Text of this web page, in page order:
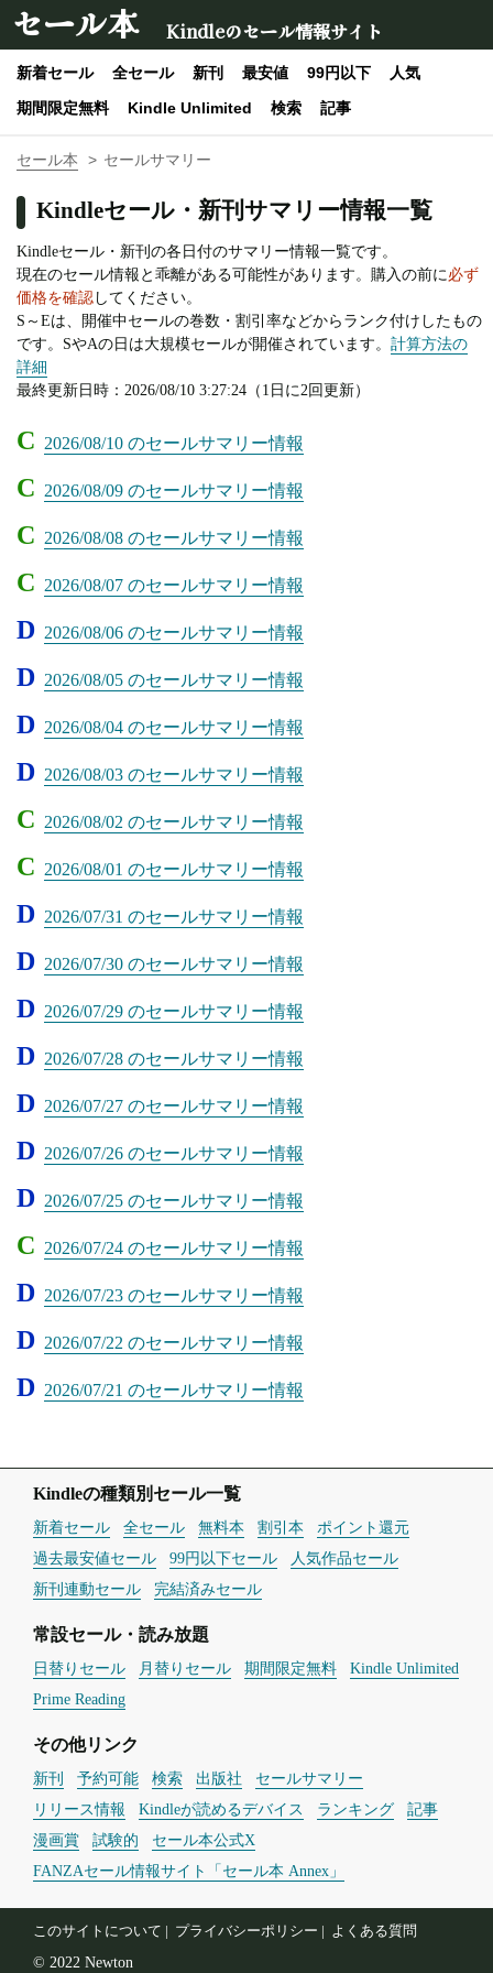
セール本 Kindleのセール情報サイト
新着セール 全セール 新刊 最安値 99円以下
人気
期間限定無料
Kindle Unlimited 検索 記事
セール本 セールサマリー
Kindleセール・新刊サマリー情報一覧
Kindleセール・新刊の各日付のサマリー情報一覧です。
現在のセール情報と乖離がある可能性があります。購入の前に必ず
価格を確認してください。
S～Eは、開催中セールの巻数・割引率などからランク付けしたもの
です。SやAの日は大規模セールが開催されています。 計算方法の
詳細
最終更新日時：2026/08/10 3:27:24（1日に2回更新）
C 2026/08/10 のセールサマリー情報
C 2026/08/09 のセールサマリー情報
C 2026/08/08 のセールサマリー情報
C 2026/08/07 のセールサマリー情報
D 2026/08/06 のセールサマリー情報
D 2026/08/05 のセールサマリー情報
D 2026/08/04 のセールサマリー情報
D 2026/08/03 のセールサマリー情報
C 2026/08/02 のセールサマリー情報
C 2026/08/01 のセールサマリー情報
D 2026/07/31 のセールサマリー情報
D 2026/07/30 のセールサマリー情報
D 2026/07/29 のセールサマリー情報
D 2026/07/28 のセールサマリー情報
D 2026/07/27 のセールサマリー情報
D 2026/07/26 のセールサマリー情報
D 2026/07/25 のセールサマリー情報
C 2026/07/24 のセールサマリー情報
D 2026/07/23 のセールサマリー情報
D 2026/07/22 のセールサマリー情報
D 2026/07/21 のセールサマリー情報
Kindleの種類別セール一覧
新着セール 全セール 無料本 割引本
ポイント還元
過去最安値セール
99円以下セール
人気作品セール
新刊連動セール
完結済みセール
常設セール・読み放題
日替りセール 月替りセール 期間限定無料
Kindle Unlimited
Prime Reading
その他リンク
新刊 予約可能 検索 出版社
セールサマリー
リリース情報
Kindleが読めるデバイス ランキング
記事
漫画賞
試験的
セール本公式X
FANZAセール情報サイト「セール本 Annex」
このサイトについて プライバシーポリシー よくある質問
© 2022 Newton